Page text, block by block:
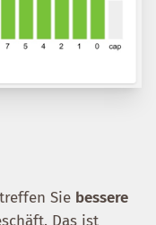
Sie bessere